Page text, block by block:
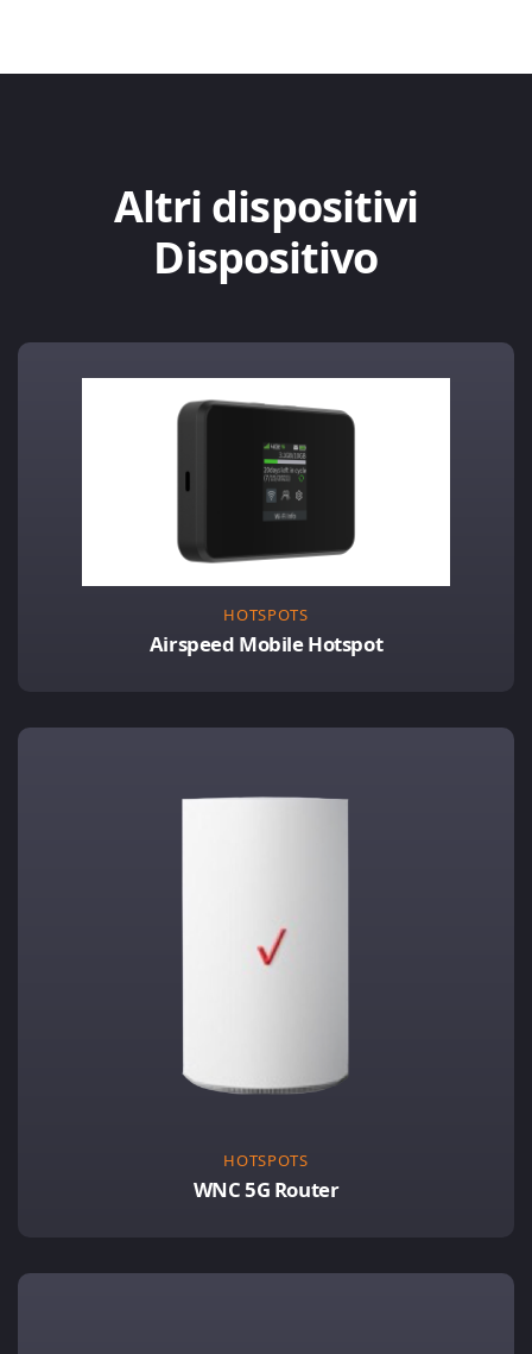
Altri dispositivi
Dispositivo
HOTSPOTS
Airspeed Mobile Hotspot
HOTSPOTS
WNC 5G Router